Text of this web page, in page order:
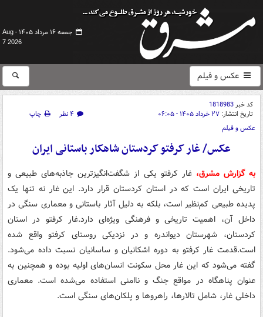
جمعه ۱۶ مرداد ۱۴۰۵ -
Aug
7 2026
عکس و فیلم
کد خبر1818983
تاریخ انتشار: ۲۷ خرداد ۱۴۰۵ - ۰۶:۰۵ ۴ نظر
چاپ
عکس و فیلم
عکس/ غار کرفتو کردستان شاهکار باستانی ایران
به گزارش مشرق، غار کرفتو یکی از شگفت‌انگیزترین جاذبه‌های طبیعی و
تاریخی ایران است که در استان کردستان قرار دارد. این غار نه تنها یک
پدیده طبیعی کم‌نظیر است، بلکه به دلیل آثار باستانی و معماری سنگی در
داخل آن، اهمیت تاریخی و فرهنگی ویژه‌ای دارد.غار کرفتو در استان
کردستان، شهرستان دیواندره و در نزدیکی روستای کرفتو واقع شده
است.قدمت غار کرفتو به دوره اشکانیان و ساسانیان نسبت داده می‌شود.
گفته می‌شود که این غار محل سکونت انسان‌های اولیه بوده و همچنین به
عنوان پناهگاه در مواقع جنگ و ناامنی استفاده می‌شده است. معماری
داخلی غار، شامل تالارها، راهروها و پلکان‌های سنگی است.